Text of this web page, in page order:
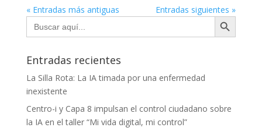
« Entradas más antiguas
Entradas siguientes »
Buscar:
Botón de búsqueda
Entradas recientes
La Silla Rota: La IA timada por una enfermedad
inexistente
Centro-i y Capa 8 impulsan el control ciudadano sobre
la IA en el taller “Mi vida digital, mi control”